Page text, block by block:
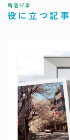
新着記事
役に立つ記